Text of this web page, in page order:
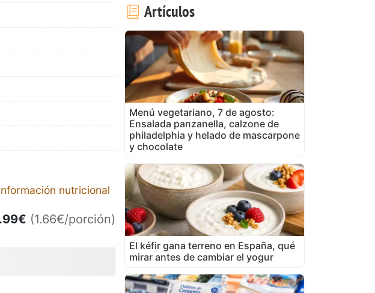
nutricional
€ (1.66€/porción)
Artículos
Menú vegetariano, 7 de agosto:
Ensalada panzanella, calzone de
philadelphia y helado de mascarpone
y chocolate
El kéfir gana terreno en España, qué
mirar antes de cambiar el yogur